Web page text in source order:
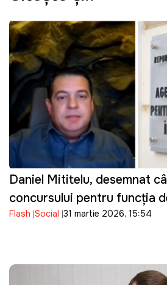
Daniel Mititelu, desemnat
concursului pentru funcția
ANRE
Flash Social 31 martie 2026, 15:54